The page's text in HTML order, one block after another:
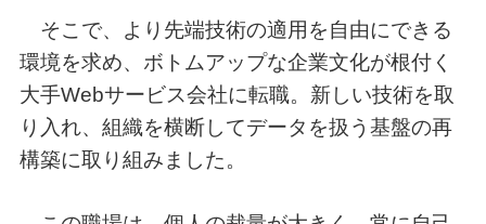
そこで、より先端技術の適用を自由にできる
環境を求め、ボトムアップな企業文化が根付く
大手Webサービス会社に転職。新しい技術を取
り入れ、組織を横断してデータを扱う基盤の再
構築に取り組みました。